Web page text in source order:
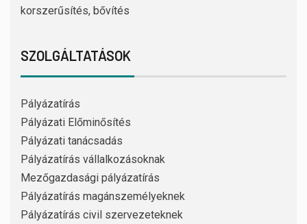
korszerűsítés, bővítés
SZOLGÁLTATÁSOK
Pályázatírás
Pályázati Előminősítés
Pályázati tanácsadás
Pályázatírás vállalkozásoknak
Mezőgazdasági pályázatírás
Pályázatírás magánszemélyeknek
Pályázatírás civil szervezeteknek